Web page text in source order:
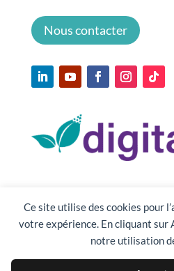
Ce site utilise des cookies pour
votre expérience. En cliquant sur
notre utilisation
Nous contacter